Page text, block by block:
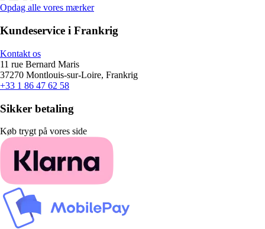
Opdag alle vores mærker
Kundeservice i Frankrig
Kontakt os
11 rue Bernard Maris
37270 Montlouis-sur-Loire, Frankrig
+33 1 86 47 62 58
Sikker betaling
Køb trygt på vores side